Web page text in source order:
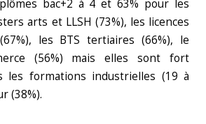
bac+2 à 4 et 63% pour les
arts et LLSH (73%), les licences
les BTS tertiaires (66%), le
(56%) mais elles sont fort
les formations industrielles (19 à
(38%).